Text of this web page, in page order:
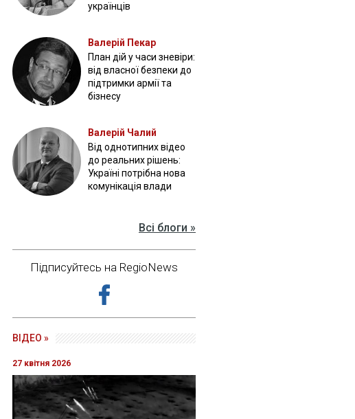
українців
Валерій Пекар
План дій у часи зневіри:
від власної безпеки до
підтримки армії та
бізнесу
Валерій Чалий
Від однотипних відео
до реальних рішень:
Україні потрібна нова
комунікація влади
Всі блоги »
Підписуйтесь на RegioNews
ВІДЕО »
27 квітня 2026